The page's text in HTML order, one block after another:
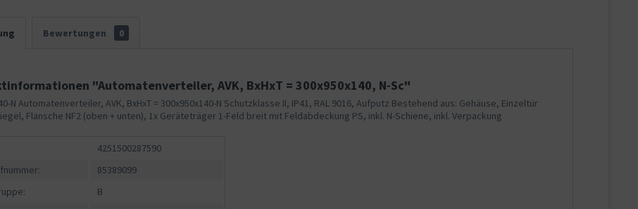
Bewertungen 0
"Automatenverteiler, AVK, BxHxT = 300x950x140, N-Sc"
N Automatenverteiler, AVK, BxHxT = 300x950x140-N Schutzklasse II, IP41, RAL 9016, Aufputz Bestehend aus: Gehäuse, Einzeltür
Flansche NF2 (oben + unten), 1x Geräteträger 1-Feld breit mit Feldabdeckung PS, inkl. N-Schiene, inkl. Verpackung
4251500287590
85389099
B